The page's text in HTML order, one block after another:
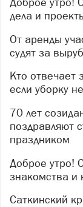
удобный
объекту,
деревьев.
В настоящее
Уголовное
существу,
области.
Изображение:
дела и
От аренды участка до уголовного дела: мужчину
судят за
Кто отвечает за чистоту во дворе и что делать,
если уборку
70 лет созидания: В Саткинском округе
поздравляют
праздником
Доброе утро! Сегодня вероятны новые
знакомства и
Саткинский краеведческий музей приглашает